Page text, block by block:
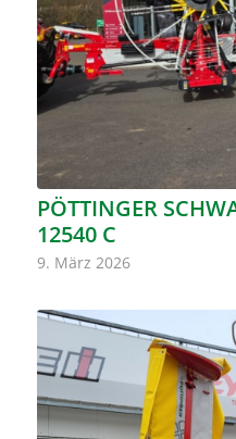
PÖTTINGER
12540 C
9. März 2026